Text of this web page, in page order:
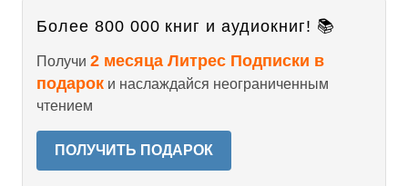
Более 800 000 книг и аудиокниг! 📚
Получи 2 месяца Литрес Подписки в
подарок и наслаждайся неограниченным
чтением
ПОЛУЧИТЬ ПОДАРОК